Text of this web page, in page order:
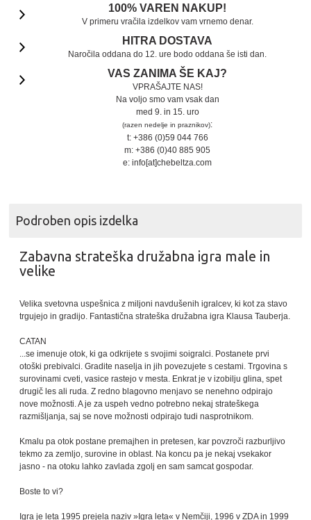
100% VAREN NAKUP!
V primeru vračila izdelkov vam vrnemo denar.
HITRA DOSTAVA
Naročila oddana do 12. ure bodo oddana še isti dan.
VAS ZANIMA ŠE KAJ?
VPRAŠAJTE NAS!
Na voljo smo vam vsak dan
med 9. in 15. uro
(razen nedelje in praznikov):
t: +386 (0)59 044 766
m: +386 (0)40 885 905
e: info[at]chebeltza.com
Podroben opis izdelka
Zabavna strateška družabna igra male in
velike
Velika svetovna uspešnica z miljoni navdušenih igralcev, ki kot za stavo
trgujejo in gradijo. Fantastična strateška družabna igra Klausa Tauberja.
CATAN
...se imenuje otok, ki ga odkrijete s svojimi soigralci. Postanete prvi
otoški prebivalci. Gradite naselja in jih povezujete s cestami. Trgovina s
surovinami cveti, vasice rastejo v mesta. Enkrat je v izobilju glina, spet
drugič les ali ruda. Z redno blagovno menjavo se nenehno odpirajo
nove možnosti. A je za uspeh vedno potrebno nekaj strateškega
razmišljanja, saj se nove možnosti odpirajo tudi nasprotnikom.
Kmalu pa otok postane premajhen in pretesen, kar povzroči razburljivo
tekmo za zemljo, surovine in oblast. Na koncu pa je nekaj vsekakor
jasno - na otoku lahko zavlada zgolj en sam samcat gospodar.
Boste to vi?
Igra je leta 1995 prejela naziv »Igra leta« v Nemčiji, 1996 v ZDA in 1999